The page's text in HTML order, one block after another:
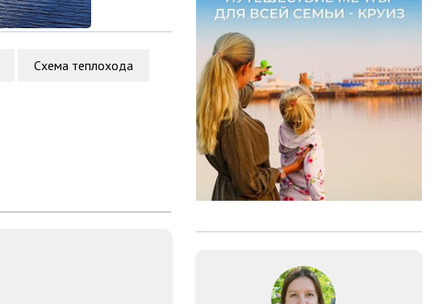
Схема теплохода